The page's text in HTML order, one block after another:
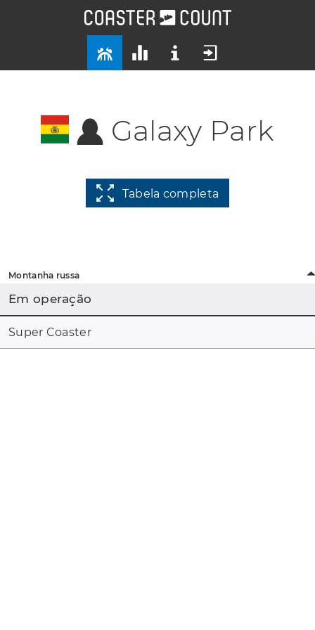
Galaxy Park
Tabela completa
Montanha russa
Em operação
Super Coaster